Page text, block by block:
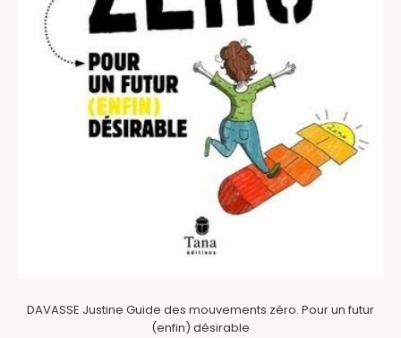
DAVASSE Justine Guide des mouvements zéro. Pour un futur
(enfin) désirable